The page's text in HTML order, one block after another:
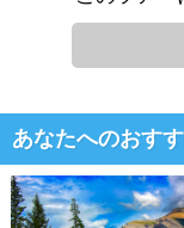
あなたへのおす